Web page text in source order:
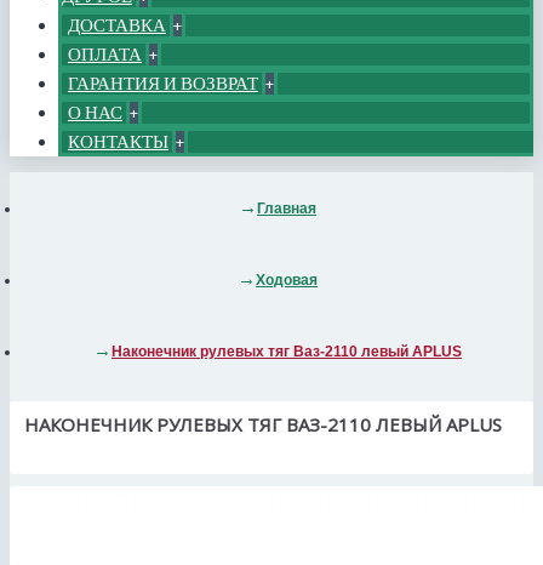
ДОСТАВКА +
ОПЛАТА +
ГАРАНТИЯ И ВОЗВРАТ +
О НАС +
КОНТАКТЫ +
Главная
Ходовая
Наконечник рулевых тяг Ваз-2110 левый APLUS
НАКОНЕЧНИК РУЛЕВЫХ ТЯГ ВАЗ-2110 ЛЕВЫЙ APLUS